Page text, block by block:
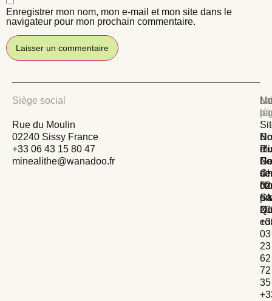
Enregistrer mon nom, mon e-mail et mon site dans le
navigateur pour mon prochain commentaire.
Siège social
Rue du Moulin
02240 Sissy France
+33 06 43 15 80 47
minealithe@wanadoo.fr
03
23
62
72
35
de